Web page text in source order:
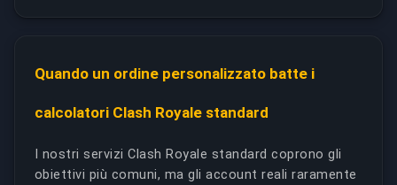
Quando un ordine personalizzato batte i
calcolatori Clash Royale standard
I nostri servizi Clash Royale standard coprono gli
obiettivi più comuni, ma gli account reali raramente